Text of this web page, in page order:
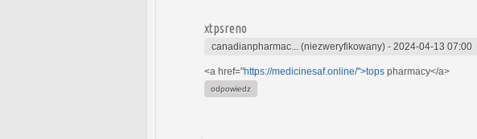
xtpsreno
canadianpharmac... (niezweryfikowany) - 2024-04-13 07:00
<a href="https://medicinesaf.online/">tops pharmacy</a>
odpowiedz